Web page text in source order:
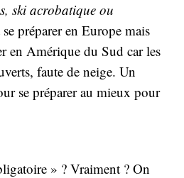
ski acrobatique ou
préparer en Europe mais
en Amérique du Sud car les
faute de neige. Un
se préparer au mieux pour
» ? Vraiment ? On